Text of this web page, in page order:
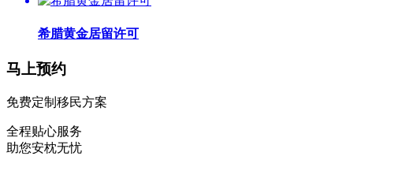
希腊黄金居留许可
马上预约
免费定制移民方案
全程贴心服务
助您安枕无忧